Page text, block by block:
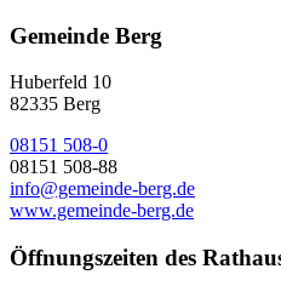
Gemeinde Berg
Huberfeld 10
82335 Berg
08151 508-0
08151 508-88
info@gemeinde-berg.de
www.gemeinde-berg.de
Öffnungszeiten des